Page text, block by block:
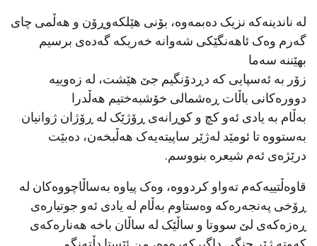
لە ناندینەکە نزیک دەبمەوە، بۆنی هێلکەوڕۆن و هەڵمی چای
گەرم وەک ئاهەنگێکی شەوانە خەریکە گەدەی برسیم
بهێننە سەما
زۆر بە ئەسپایی کە دڕدۆنگیم جێ هێشت، لە زەوییە
دوورەکانی باڵات ڕەشمالی خۆشبەختیم هەڵدرا
بەڵام بە یادی ئەو کچ و کوڕانەی ڕۆژێک لە ڕۆژان ژوانیان
بەستووە تا ئومێد لەژێر ساپیتەیەک هەڵبخەن، دەبێت
درێژەی ئەم شیعرە بنووسم.
قاوەڵتییەکەم تەواو کردووە، وەک پیاوە بەساڵاچووەکان لە
ڕۆخی پەنجەرەکە وەستاوم بەڵام لە یادی ئەو جوتیارەی
ڕەزەکەی لێ سووتا و ساڵێک لە ساڵان باخە هەنارەکەی